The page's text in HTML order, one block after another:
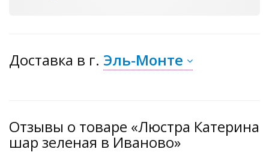
Доставка в г. Эль-Монте
Отзывы о товаре «Люстра Катерина
шар зеленая в Иваново»